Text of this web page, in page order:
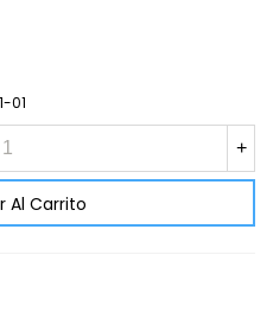
01
+
Al Carrito